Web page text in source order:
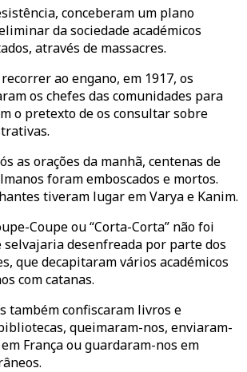
conceberam um plano
da sociedade académicos
através de massacres.
ao engano, em 1917, os
os chefes das comunidades para
o pretexto de os consultar sobre
as orações da manhã, centenas de
foram emboscados e mortos.
tiveram lugar em Varya e Kanim.
Coupe ou “Corta-Corta” não foi
selvajaria desenfreada por parte dos
que decapitaram vários académicos
com catanas.
também confiscaram livros e
queimaram-nos, enviaram-
França ou guardaram-nos em